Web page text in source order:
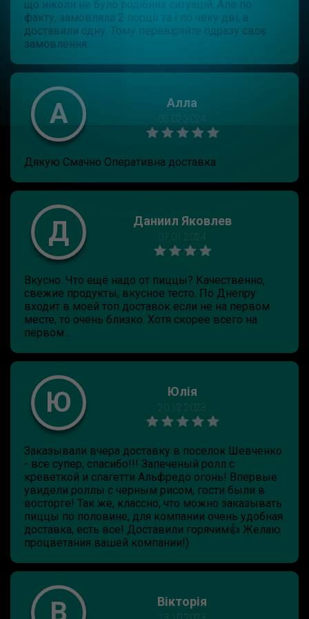
що ніколи не було подібних ситуацій. Але по
факту, замовляла 2 порції та і по чеку дві, а
доставили одну. Тому перевіряйте одразу своє
замовлення.
А Алла
05.02.2024
Дякую Смачно Оперативна доставка
Д Даниил Яковлев
07.01.2024
Вкусно. Что ещё надо от пиццы? Качественно,
свежие продукты, вкусное тесто. По Днепру
входит в моей топ доставок если не на первом
месте, то очень близко. Хотя скорее всего на
первом...
Ю Юлія
20.12.2023
Заказывали вчера доставку в поселок Шевченко
- все супер, спасибо!!! Запеченый ролл с
креветкой и спагетти Альфредо огонь! Впервые
увидели роллы с черным рисом, гости были в
восторге! Так же, классно, что можно заказывать
пиццы по половине, для компании очень удобная
доставка, есть все! Доставили горячим👍 Желаю
процветания вашей компании!)
В Вікторія